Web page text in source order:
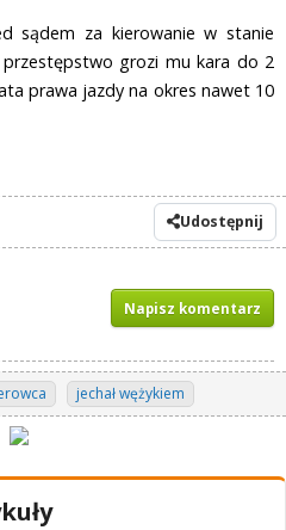
sądem za kierowanie w stanie
przestępstwo grozi mu kara do 2
prawa jazdy na okres nawet 10
Udostępnij
Napisz komentarz
jechał wężykiem